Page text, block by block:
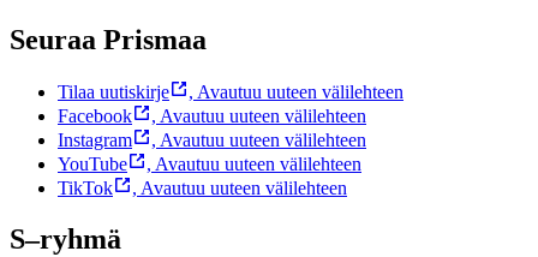
Seuraa Prismaa
Tilaa uutiskirje , Avautuu uuteen välilehteen
Facebook
, Avautuu uuteen välilehteen
Instagram
, Avautuu uuteen välilehteen
YouTube
, Avautuu uuteen välilehteen
TikTok
, Avautuu uuteen välilehteen
S–ryhmä